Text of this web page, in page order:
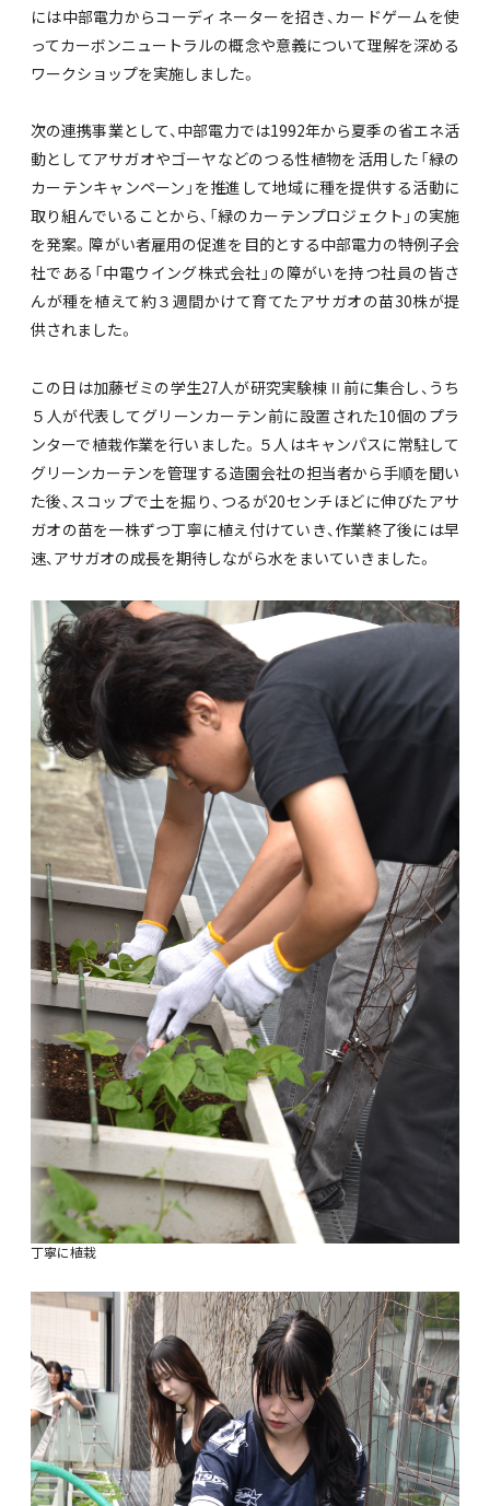
には中部電力からコーディネーターを招き、カードゲームを使
ってカーボンニュートラルの概念や意義について理解を深める
ワークショップを実施しました。
次の連携事業として、中部電力では1992年から夏季の省エネ活
動としてアサガオやゴーヤなどのつる性植物を活用した「緑の
カーテンキャンペーン」を推進して地域に種を提供する活動に
取り組んでいることから、「緑のカーテンプロジェクト」の実施
を発案。障がい者雇用の促進を目的とする中部電力の特例子会
社である「中電ウイング株式会社」の障がいを持つ社員の皆さ
んが種を植えて約３週間かけて育てたアサガオの苗30株が提
供されました。
この日は加藤ゼミの学生27人が研究実験棟Ⅱ前に集合し、うち
５人が代表してグリーンカーテン前に設置された10個のプラ
ンターで植栽作業を行いました。５人はキャンパスに常駐して
グリーンカーテンを管理する造園会社の担当者から手順を聞い
た後、スコップで土を掘り、つるが20センチほどに伸びたアサ
ガオの苗を一株ずつ丁寧に植え付けていき、作業終了後には早
速、アサガオの成長を期待しながら水をまいていきました。
丁寧に植栽